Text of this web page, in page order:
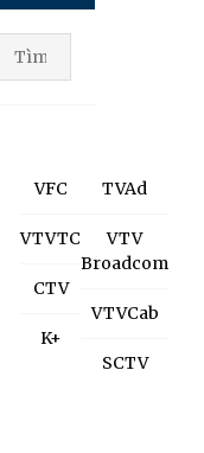
VFC
VTVTC
CTV
K+
TVAd
VTV
Broadcom
VTVCab
SCTV